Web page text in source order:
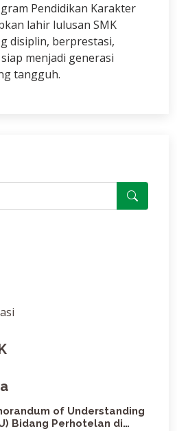
Pendidikan Karakter
lahir lulusan SMK
disiplin, berprestasi,
menjadi generasi
tangguh.
of Understanding
Bidang Perhotelan di